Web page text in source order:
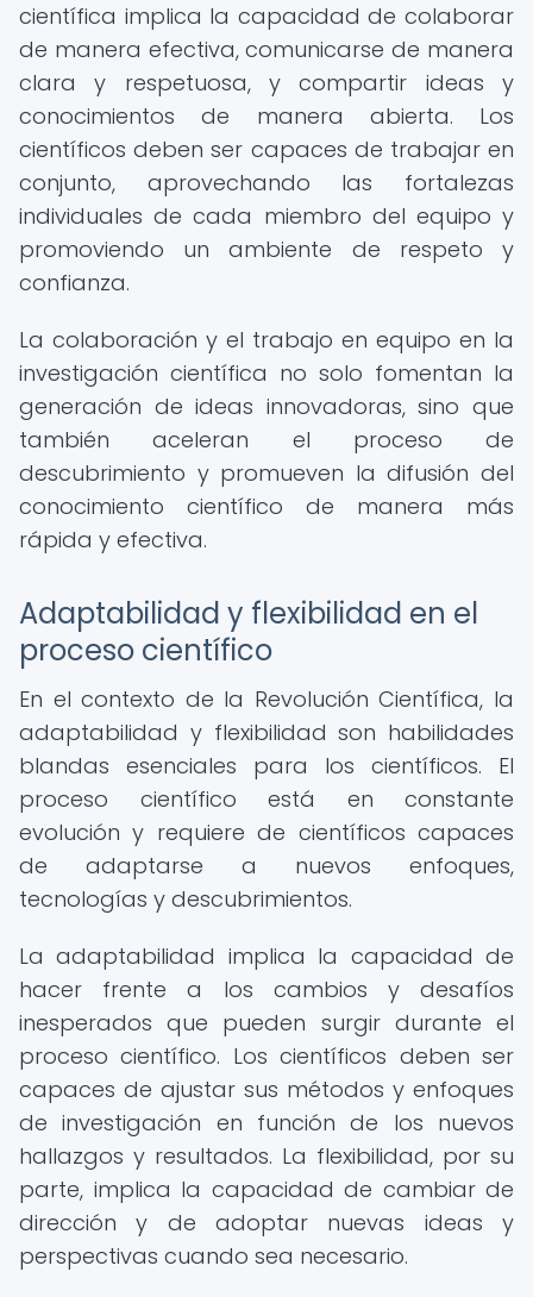
científica implica la capacidad de colaborar
de manera efectiva, comunicarse de manera
clara y respetuosa, y compartir ideas y
conocimientos de manera abierta. Los
científicos deben ser capaces de trabajar en
conjunto, aprovechando las fortalezas
individuales de cada miembro del equipo y
promoviendo un ambiente de respeto y
confianza.
La colaboración y el trabajo en equipo en la
investigación científica no solo fomentan la
generación de ideas innovadoras, sino que
también aceleran el proceso de
descubrimiento y promueven la difusión del
conocimiento científico de manera más
rápida y efectiva.
Adaptabilidad y flexibilidad en el
proceso científico
En el contexto de la Revolución Científica, la
adaptabilidad y flexibilidad son habilidades
blandas esenciales para los científicos. El
proceso científico está en constante
evolución y requiere de científicos capaces
de adaptarse a nuevos enfoques,
tecnologías y descubrimientos.
La adaptabilidad implica la capacidad de
hacer frente a los cambios y desafíos
inesperados que pueden surgir durante el
proceso científico. Los científicos deben ser
capaces de ajustar sus métodos y enfoques
de investigación en función de los nuevos
hallazgos y resultados. La flexibilidad, por su
parte, implica la capacidad de cambiar de
dirección y de adoptar nuevas ideas y
perspectivas cuando sea necesario.